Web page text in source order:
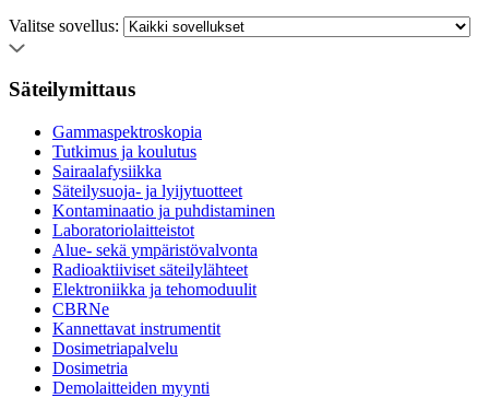
Valitse sovellus:
Säteilymittaus
Gammaspektroskopia
Tutkimus ja koulutus
Sairaalafysiikka
Säteilysuoja- ja lyijytuotteet
Kontaminaatio ja puhdistaminen
Laboratoriolaitteistot
Alue- sekä ympäristövalvonta
Radioaktiiviset säteilylähteet
Elektroniikka ja tehomoduulit
CBRNe
Kannettavat instrumentit
Dosimetriapalvelu
Dosimetria
Demolaitteiden myynti